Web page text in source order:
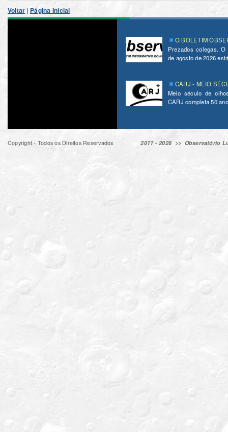
Voltar |Página Inicial
O BOLETIM
Prezados colegas.
de agosto de 2026
CARJ - MEIO
Meio século de
CARJ completa 50
Copyright - Todos os Direitos Reservados 2011 - 2026 >> Observatório